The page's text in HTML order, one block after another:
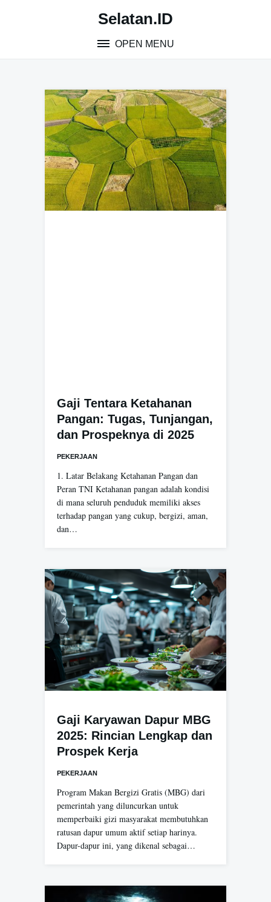
Selatan.ID
OPEN MENU
Gaji Tentara Ketahanan
Pangan: Tugas, Tunjangan,
dan Prospeknya di 2025
PEKERJAAN
1. Latar Belakang Ketahanan Pangan dan
Peran TNI Ketahanan pangan adalah kondisi
di mana seluruh penduduk memiliki akses
terhadap pangan yang cukup, bergizi, aman,
dan…
Gaji Karyawan Dapur MBG
2025: Rincian Lengkap dan
Prospek Kerja
PEKERJAAN
Program Makan Bergizi Gratis (MBG) dari
pemerintah yang diluncurkan untuk
memperbaiki gizi masyarakat membutuhkan
ratusan dapur umum aktif setiap harinya.
Dapur-dapur ini, yang dikenal sebagai…